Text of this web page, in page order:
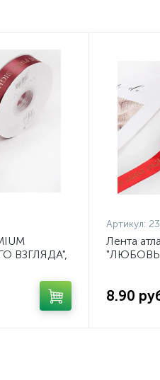
ВЗГЛЯДА",
Артикул:
Лента
"ЛЮБОВЬ
8.90